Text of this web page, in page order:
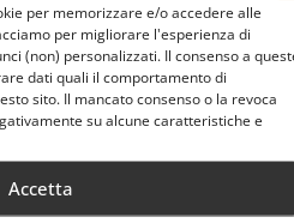
per memorizzare e/o accedere alle
per migliorare l'esperienza di
(non) personalizzati. Il consenso a
dati quali il comportamento di
sito. Il mancato consenso o la revoca
su alcune caratteristiche e
Accetta
tutte le
31 marzo